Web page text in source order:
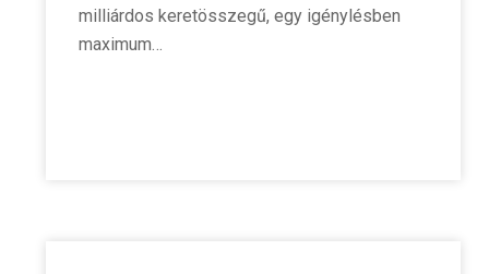
milliárdos keretösszegű, egy igénylésben
maximum…